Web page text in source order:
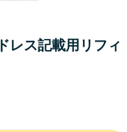
レス記載用リフィ